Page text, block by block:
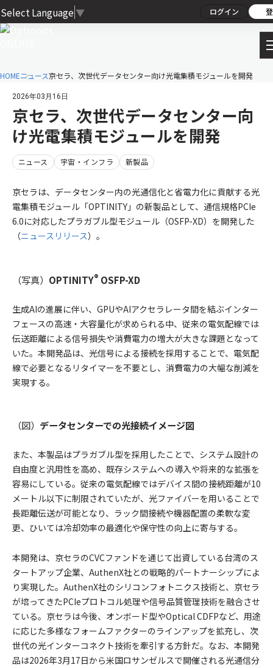
Select Language ▼ ログイン
HOMEニュース京セラ、次世代データセンター向け光電集積モジュールを開発
2026年03月16日
京セラ、次世代データセンター向
け光電集積モジュールを開発
ニュース 宇宙・インフラ 新製品
京セラは、データセンター内の光通信化と省電力化に貢献する光
電集積モジュール「OPTINITY」の新製品として、通信規格PCIe
6.0に対応したプラガブル型モジュール（OSFP-XD）を開発した
（ニュースリリース）。
（写真） OPTINITY® OSFP-XD
生成AIの進展に伴い、GPUやAIアクセラレータ間を結ぶインター
フェースの高速・大容量化が求められる中、従来の電気配線では
伝送距離による信号損失や消費電力の増大が大きな課題となって
いた。本開発品は、光信号による接続を採用することで、電気配
線で必要となるリタイマーを不要とし、消費電力の大幅な削減を
実現する。
（図） データセンターでの光接続イメージ図
また、本製品はプラガブル型を採用したことで、システム設計の
自由度と汎用性を高め、既存システムへの導入や将来的な拡張を
容易にしている。従来の電気配線ではデバイス間の接続距離が10
メートル以下に制限されていたが、光ファイバーを用いることで
長距離伝送が可能となり、ラック間接続や機器配置の柔軟な変
更、ひいては冷却効率の最適化や保守性の向上に寄与する。
本開発は、京セラのCVCファンドを通じて出資している台湾のス
タートアップ企業、AuthenX社との戦略的パートナーシップによ
り実現した。AuthenX社のシリコンフォトニクス技術と、京セラ
が培ってきたPCIeプロトコル処理や信号品質管理技術を融合させ
ている。京セラは今後、オンボード型やOptical CDFPなど、用途
に応じた多様なフォームファクターのラインアップを拡充し、次
世代の光インターコネクト技術を牽引する方針だ。なお、本開発
品は2026年3月17日から米国ロサンゼルスで開催される光通信分